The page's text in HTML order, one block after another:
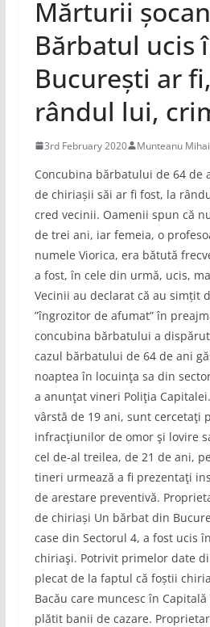
Mărturii
Bărbatul ucis
București ar
rândul lui,
3rd February 2020 Munteanu Mihai
Concubina bărbatului de 64 de
de chiriașii săi ar fi fost, la
cred vecinii. Oamenii spun că
de trei ani, iar femeia, o
numele Viorica, era bătută
a fost, în cele din urmă, ucis,
Vecinii au declarat că au simțit
”îngrozitor de afumat” în
concubina bărbatului a
cazul bărbatului de 64 de ani
noaptea în locuinţa sa din
a anunţat vineri Poliţia
vârstă de 19 ani, sunt cercetaţi
infracţiunilor de omor şi lovire
cel de-al treilea, de 21 de ani,
tineri urmează a fi prezentaţi
de arestare preventivă.
de chiriași Un bărbat din
case din Sectorul 4, a fost ucis
chiriaşi. Potrivit primelor date
plecat de la faptul că foștii
Bacău care muncesc în
plătit banii de cazare.